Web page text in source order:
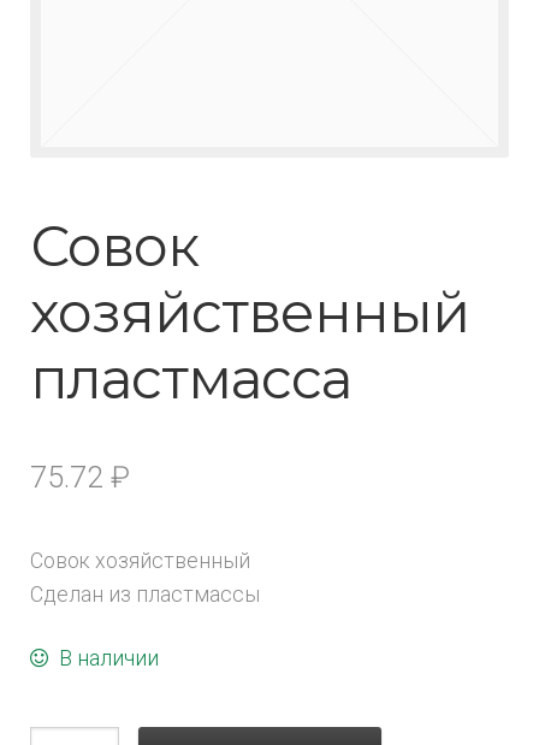
Совок
хозяйственный
пластмасса
75.72 ₽
Совок хозяйственный
Сделан из пластмассы
В наличии